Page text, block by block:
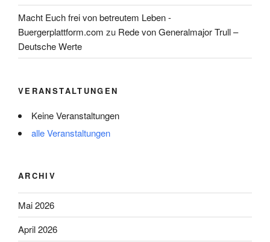
Macht Euch frei von betreutem Leben -
Buergerplattform.com zu Rede von Generalmajor Trull –
Deutsche Werte
VERANSTALTUNGEN
Keine Veranstaltungen
alle Veranstaltungen
ARCHIV
Mai 2026
April 2026